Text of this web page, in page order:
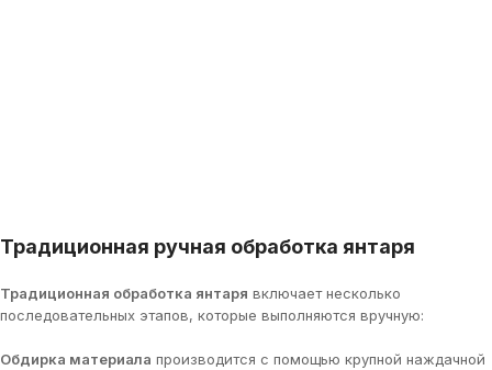
Традиционная ручная обработка янтаря
Традиционная обработка янтаря включает несколько
последовательных этапов, которые выполняются вручную:
Обдирка материала производится с помощью крупной наждачной